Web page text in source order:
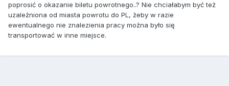
poprosić o okazanie biletu powrotnego..? Nie chciałabym być też
uzależniona od miasta powrotu do PL, żeby w razie
ewentualnego nie znalezienia pracy można było się
transportować w inne miejsce.